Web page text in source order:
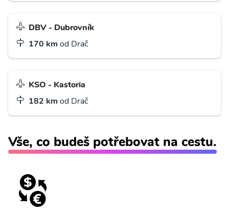
DBV - Dubrovník
170 km od Drač
KSO - Kastoria
182 km od Drač
Vše, co budeš potřebovat na cestu.